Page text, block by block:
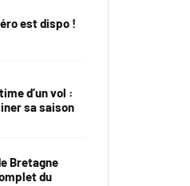
est dispo !
d’un vol :
sa saison
Bretagne
du